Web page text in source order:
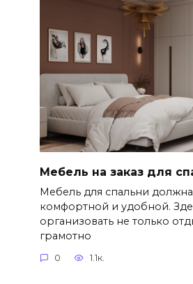
Мебель на заказ для
Мебель для спальни
комфортной и удобной.
организовать не только
грамотно
0 1.1к.